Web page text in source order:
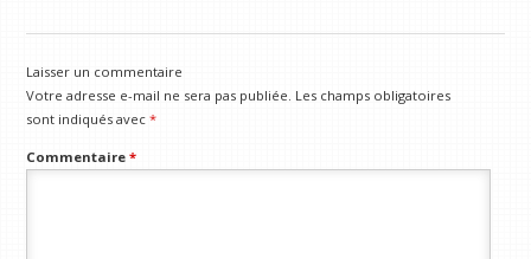
Laisser un commentaire
Votre adresse e-mail ne sera pas publiée. Les champs obligatoires
sont indiqués avec*
Commentaire*